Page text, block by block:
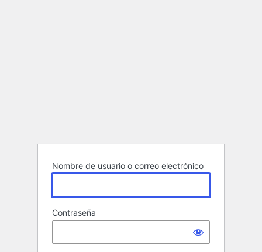
Nombre de usuario o correo electrónico
Contraseña